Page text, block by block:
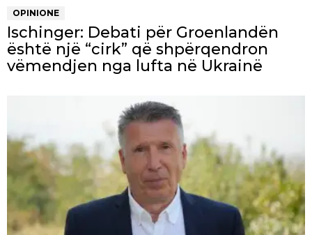
OPINIONE
Ischinger: Debati për Groenlandën
është një “cirk” që shpërqendron
vëmendjen nga lufta në Ukrainë